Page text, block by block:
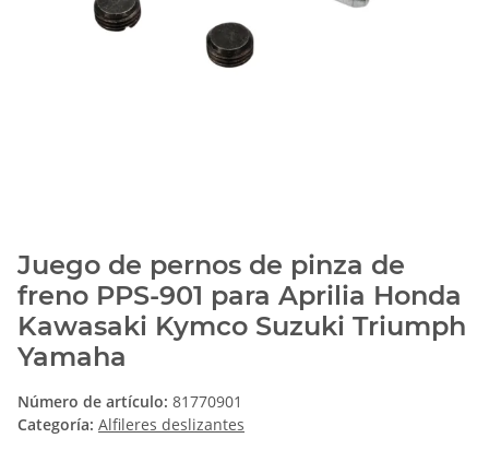
Juego de pernos de pinza de
freno PPS-901 para Aprilia Honda
Kawasaki Kymco Suzuki Triumph
Yamaha
Número de artículo: 81770901
Categoría: Alfileres deslizantes